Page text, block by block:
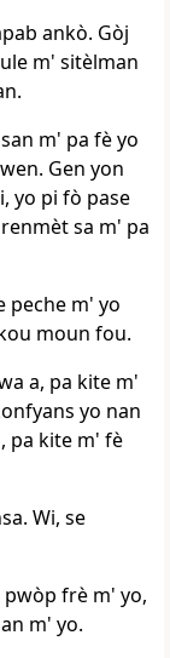
ankò. Gòj
m' sitèlman
m' pa fè yo
Gen yon
yo pi fò pase
sa m' pa
peche m' yo
moun fou.
a, pa kite m'
yo nan
pa kite m' fè
Wi, se
frè m' yo,
m' yo.